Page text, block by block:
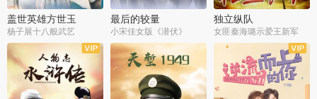
盖世英雄方世玉
杨子展十八般武艺
最后的较量
小宋佳女版《潜伏》
独立纵队
女匪秦海璐示爱王新军
全40集
全30集 全43集